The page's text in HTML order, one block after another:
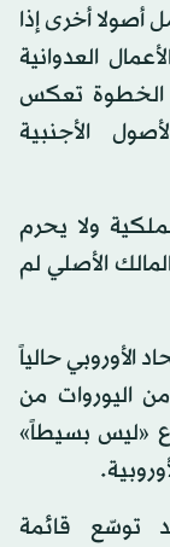
أصولا أخرى إذا
العدوانية
الخطوة تعكس
الأجنبية
ولا يحرم
الأصلي لم
الأوروبي حالياً
اليوروات من
«ليس بسيطاً»
توسّع قائمة